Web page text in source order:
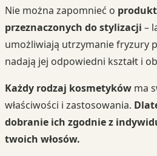
Nie można zapomnieć o
przeznaczonych do stylizacji –
umożliwiają utrzymanie fryzury
nadają jej odpowiedni kształt i
Każdy rodzaj kosmetyków ma
właściwości i zastosowania.
dobranie ich zgodnie z
twoich włosów.